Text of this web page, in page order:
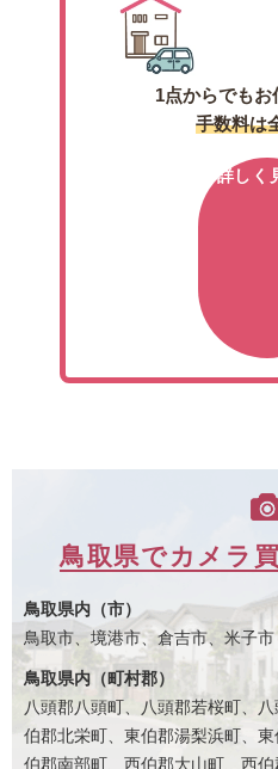
1点からでもお
手数料は
詳しく
鳥取県でカメラ
鳥取県内（市）
鳥取市、境港市、倉吉市、米子市
鳥取県内（町村郡）
八頭郡八頭町、八頭郡若桜町、
伯郡北栄町、東伯郡湯梨浜町、
伯郡南部町、西伯郡大山町、西